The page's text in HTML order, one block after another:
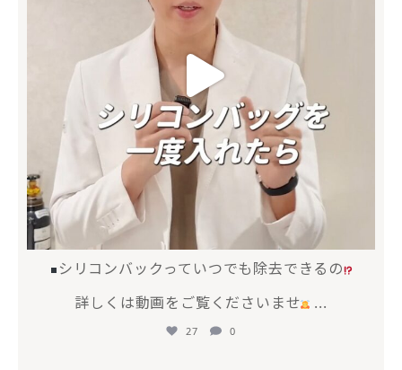
シリコンバックっていつでも除去できるの
詳しくは動画をご覧くださいませ
...
27 0